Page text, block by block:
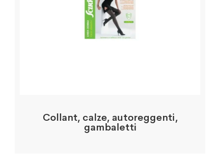
Collant, calze, autoreggenti,
gambaletti